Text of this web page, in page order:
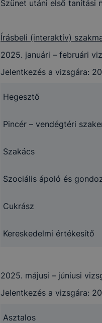
Szünet utáni első tanítási
Írásbeli (interaktív)
2025. januári – februári
Jelentkezés a vizsgára:
Hegesztő
Pincér – vendégtéri
Szakács
Szociális ápoló és
Cukrász
Kereskedelmi értékesítő
2025. májusi – júniusi
Jelentkezés a vizsgára:
Asztalos